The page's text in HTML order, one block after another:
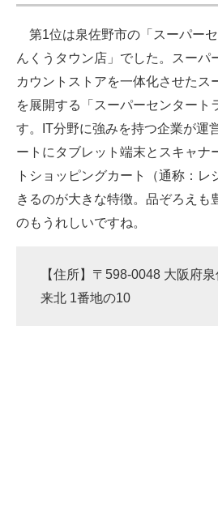
好きが集まる 比べて選べる
AI活用のいまが分かる
経営リーダーのコミュニティ
ITエンジニア向け専門サイト
第1位は泉佐野市の「スーパー
んくうタウン店」でした。スーパ
カウントストアを一体化させたス
を展開する「スーパーセンタート
す。IT分野に強みを持つ企業が運
ートにタブレット端末とスキャナ
トショッピングカート（通称：レ
きるのが大きな特徴。品ぞろえも
のもうれしいですね。
【住所】〒598-0048 大阪府
来北 1番地の10